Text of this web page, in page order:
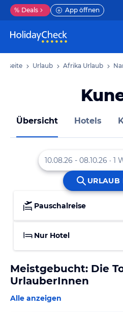
% Deals App öffnen
Urlaub Afrika Urlaub
Übersicht Hotels
Pauschalreise
Nur Hotel
Meistgebucht: Die
UrlauberInnen
Alle anzeigen